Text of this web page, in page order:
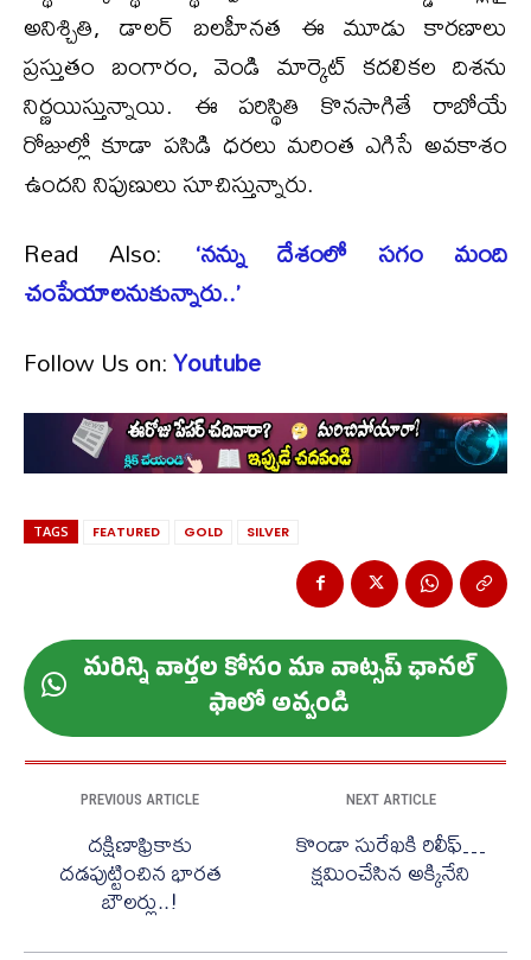
అనిశ్చితి, డాలర్‌ బలహీనత ఈ మూడు కారణాలు
ప్రస్తుతం బంగారం, వెండి మార్కెట్‌ కదలికల దిశను
నిర్ణయిస్తున్నాయి. ఈ పరిస్థితి కొనసాగితే రాబోయే
రోజుల్లో కూడా పసిడి ధరలు మరింత ఎగిసే అవకాశం
ఉందని నిపుణులు సూచిస్తున్నారు.
Read Also: ‘నన్ను దేశంలో సగం మంది
చంపేయాలనుకున్నారు..’
Follow Us on:Youtube
TAGS FEATURED GOLD SILVER
మ‌రిన్ని వార్త‌ల కోసం మా వాట్స‌ప్ ఛాన‌ల్
ఫాలో అవ్వండి
PREVIOUS ARTICLE
దక్షిణాఫ్రికాకు
దడపుట్టించిన భారత
బౌలర్లు..!
NEXT ARTICLE
కొండా సురేఖకి రిలీఫ్…
క్షమించేసిన అక్కినేని